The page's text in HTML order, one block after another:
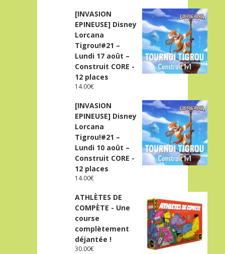
[INVASION
EPINEUSE] Disney
Lorcana
Tigrou!#21 –
Lundi 17 août –
Construit CORE -
12 places
14.00€
[INVASION
EPINEUSE] Disney
Lorcana
Tigrou!#21 –
Lundi 10 août –
Construit CORE -
12 places
14.00€
ATHLÈTES DE
COMPÈTE - Une
course
complètement
déjantée !
30.00€